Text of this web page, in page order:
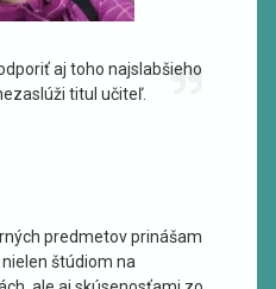
aj toho najslabšieho
titul učiteľ.
predmetov prinášam
štúdiom na